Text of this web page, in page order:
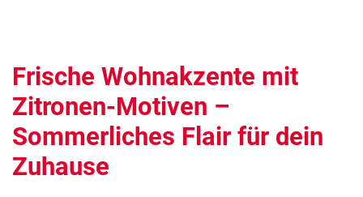
Frische Wohnakzente mit
Zitronen-Motiven –
Sommerliches Flair für dein
Zuhause